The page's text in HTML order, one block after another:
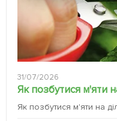
31/07/2026
Як позбутися м'яти
Як позбутися м'яти на